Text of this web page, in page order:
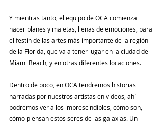
Y mientras tanto, el equipo de OCA comienza
hacer planes y maletas, llenas de emociones, para
el festín de las artes más importante de la región
de la Florida, que va a tener lugar en la ciudad de
Miami Beach, y en otras diferentes locaciones.
Dentro de poco, en OCA tendremos historias
narradas por nuestros artistas en videos, ahí
podremos ver a los imprescindibles, cómo son,
cómo piensan estos seres de las galaxias. Un